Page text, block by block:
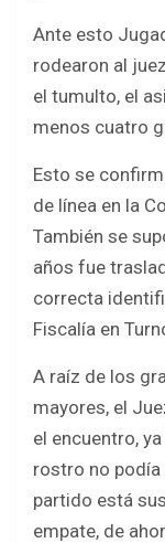
Ante esto
rodearon al
el tumulto, el
menos cuatro
Esto se
de línea en la
También se
años fue
correcta
Fiscalía en
A raíz de los
mayores, el
el encuentro,
rostro no podía
partido está
empate, de